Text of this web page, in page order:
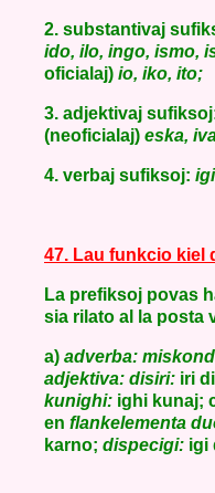
2. substantivaj
ido, ilo, ingo, ismo,
oficialaj) io, iko, ito;
3. adjektivaj
(neoficialaj) eska,
4. verbaj sufiksoj:
47. Lau funkcio kiel
La prefiksoj povas
sia rilato al la posta
a) adverba:
adjektiva: disiri: iri
kunighi: ighi kunaj;
en flankelementa
karno; dispecigi: igi